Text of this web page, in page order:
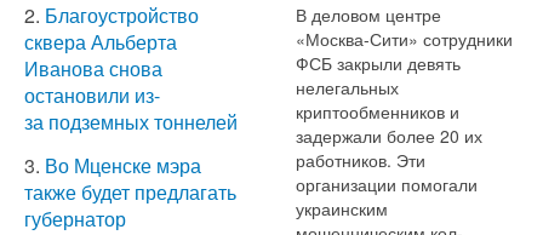
2. Благоустройство
сквера Альберта
Иванова снова
остановили из-
за подземных тоннелей
3. Во Мценске мэра
также будет предлагать
губернатор
В деловом центре
«Москва-Сити» сотрудники
ФСБ закрыли девять
нелегальных
криптообменников и
задержали более 20 их
работников. Эти
организации помогали
украинским